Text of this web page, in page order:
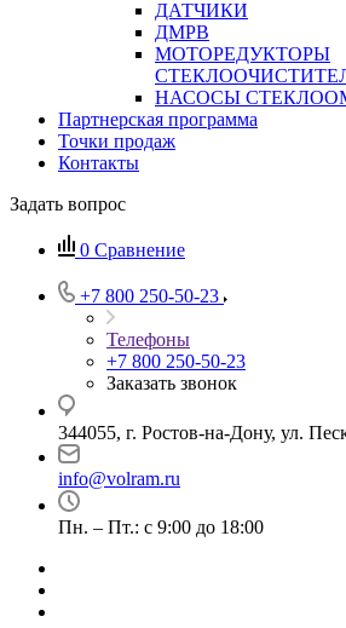
ДАТЧИКИ
ДМРВ
МОТОРЕДУКТОРЫ
НАСОСЫ
Партнерская программа
Точки продаж
Контакты
Задать вопрос
0 Сравнение
+7 800 250-50-23
Телефоны
+7 800 250-50-23
Заказать звонок
344055, г. Ростов-на-Дону, ул.
info@volram.ru
Пн. – Пт.: с 9:00 до 18:00